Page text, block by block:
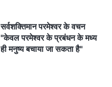
सर्वशक्तिमान परमेश्वर के वचन
"केवल परमेश्वर के प्रबंधन के मध्य
ही मनुष्य बचाया जा सकता है"